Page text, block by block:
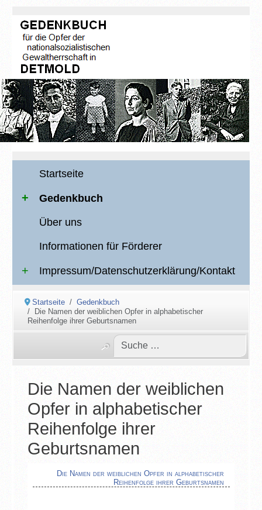
Startseite
Gedenkbuch
Über uns
Informationen für Förderer
Impressum/Datenschutzerklärung/Kontakt
Startseite
Gedenkbuch
Die Namen der weiblichen Opfer in alphabetischer
Reihenfolge ihrer Geburtsnamen
Die Namen der weiblichen
Opfer in alphabetischer
Reihenfolge ihrer
Geburtsnamen
Die Namen der weiblichen Opfer in alphabetischer
Reihenfolge ihrer Geburtsnamen